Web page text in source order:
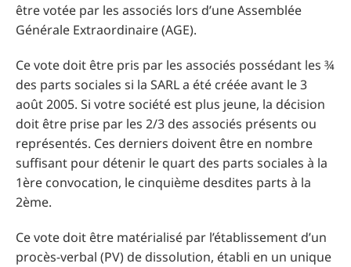
être votée par les associés lors d’une Assemblée
Générale Extraordinaire (AGE).
Ce vote doit être pris par les associés possédant les ¾
des parts sociales si la SARL a été créée avant le 3
août 2005. Si votre société est plus jeune, la décision
doit être prise par les 2/3 des associés présents ou
représentés. Ces derniers doivent être en nombre
suffisant pour détenir le quart des parts sociales à la
1ère convocation, le cinquième desdites parts à la
2ème.
Ce vote doit être matérialisé par l’établissement d’un
procès-verbal (PV) de dissolution, établi en un unique